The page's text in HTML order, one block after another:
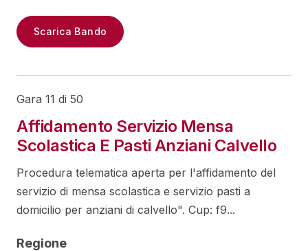
Scarica Bando
Gara 11 di 50
Affidamento Servizio Mensa
Scolastica E Pasti Anziani Calvello
Procedura telematica aperta per l'affidamento del
servizio di mensa scolastica e servizio pasti a
domicilio per anziani di calvello". Cup: f9...
Regione